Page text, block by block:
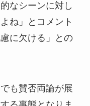
なシーンに対し
ね」とコメント
に欠ける」との
も賛否両論が展